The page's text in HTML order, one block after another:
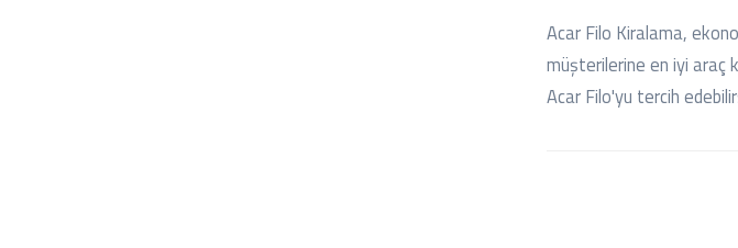
Acar Filo Kiralama,
müşterilerine en iyi araç
Acar Filo'yu tercih